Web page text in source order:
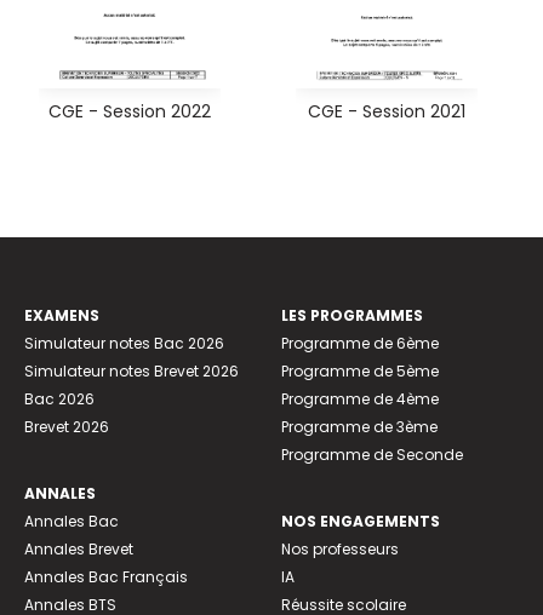
CGE - Session 2022 CGE - Session 2021
EXAMENS
Simulateur notes Bac 2026
Simulateur notes Brevet 2026
Bac 2026
Brevet 2026
ANNALES
Annales Bac
Annales Brevet
Annales Bac Français
Annales BTS
LES PROGRAMMES
Programme de 6ème
Programme de 5ème
Programme de 4ème
Programme de 3ème
Programme de Seconde
NOS ENGAGEMENTS
Nos professeurs
IA
Réussite scolaire